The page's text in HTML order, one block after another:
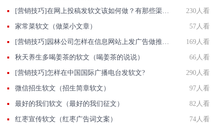
230人看
家常菜软文（做菜小文章） 57人看
169人看
秋天养生多喝姜茶的软文（喝姜茶的说说） 66人看
[营销技巧]怎样在中国国际广播电台发软文? 290人看
微信招生软文（招生简章软文） 97人看
最好的我们软文（最好的我们征文） 82人看
红枣宣传软文（红枣广告词文案） 74人看